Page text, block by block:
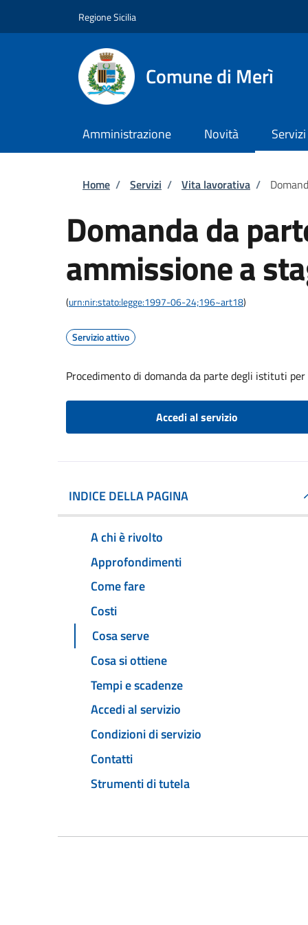
Regione Sicilia
Comune di Merì
Amministrazione Novità Servizi
Briciole di pane
Home / Servizi / Vita lavorativa /
Domanda da
ammissione a
(urn:nir:stato:legge:1997-06-24;196~art18)
Servizio attivo
Procedimento di domanda da parte degli istituti
Accedi al servizio
INDICE DELLA PAGINA
A chi è rivolto
Approfondimenti
Come fare
Costi
Cosa serve
Cosa si ottiene
Tempi e scadenze
Accedi al servizio
Condizioni di servizio
Contatti
Strumenti di tutela